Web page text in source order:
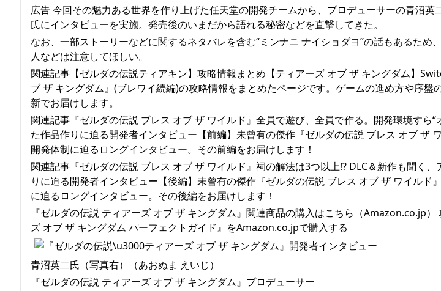
広告 今回その魅力ある世界を作り上げた任天堂の開発チームから、プロデューサーの青沼英
氏にインタビューを実施。発売後のいまだから語れる秘密などを直撃してきた。
なお、一部ストーリーなどに関するネタバレを含む“ミンナニ ナイショダヨ”の話もあるため
人などは注意してほしい。
関連記事【ゼルダの伝説ティアキン】攻略情報まとめ【ティアーズ オブ ザ キングダム】
ブ ザ キングダム』(ブレワイ続編)の攻略情報をまとめたページです。ゲームの進め方や序盤
新でお届けします。
関連記事『ゼルダの伝説 ブレス オブ ザ ワイルド』全員で遊び、全員で作る。開発環境すら“
た作品作りに迫る開発者インタビュー【前編】未曾有の傑作『ゼルダの伝説 ブレス オブ ザ
開発体制に迫るロングインタビュー。その前編をお届けします！
関連記事『ゼルダの伝説 ブレス オブ ザ ワイルド』祠の解法は3つ以上!? DLC＆新作も聞く
りに迫る開発者インタビュー【後編】未曾有の傑作『ゼルダの伝説 ブレス オブ ザ ワイルド
に迫るロングインタビュー。その後編をお届けします！
『ゼルダの伝説 ティアーズ オブ ザ キングダム』関連商品の購入はこちら（Amazon.co.jp
ズ オブ ザ キングダム パーフェクトガイド』をAmazon.co.jpで購入する
青沼英二氏（写真右）（あおぬま えいじ）
『ゼルダの伝説 ティアーズ オブ ザ キングダム』プロデューサー